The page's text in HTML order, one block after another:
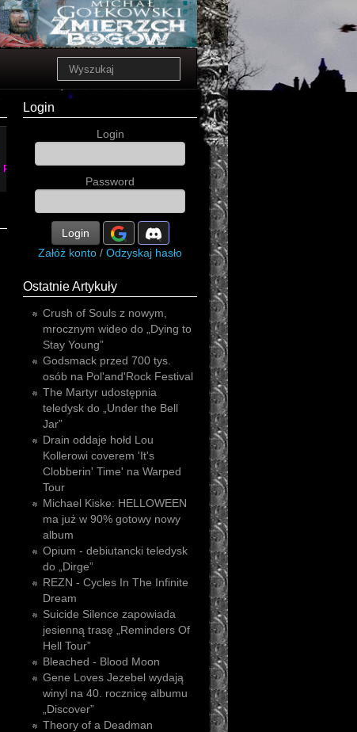
Pathfinder Thunders
Login
Login
Password
Login
Załóż konto / Odzyskaj hasło
Ostatnie Artykuły
Crush of Souls z nowym,
mrocznym wideo do „Dying to
Stay Young”
Godsmack przed 700 tys.
osób na Pol'and'Rock Festival
The Martyr udostępnia
teledysk do „Under the Bell
Jar”
Drain oddaje hołd Lou
Kollerowi coverem 'It's
Clobberin' Time' na Warped
Tour
Michael Kiske: HELLOWEEN
ma już w 90% gotowy nowy
album
Opium - debiutancki teledysk
do „Dirge”
REZN - Cycles In The Infinite
Dream
Suicide Silence zapowiada
jesienną trasę „Reminders Of
Hell Tour”
Bleached - Blood Moon
Gene Loves Jezebel wydają
winyl na 40. rocznicę albumu
„Discover”
Theory of a Deadman